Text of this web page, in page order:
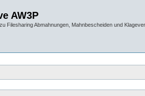
AW3P
Filesharing Abmahnungen, Mahnbescheiden und